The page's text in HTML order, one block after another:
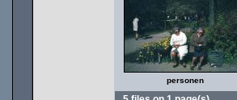
personen